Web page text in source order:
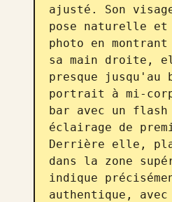
ajusté. Son
pose naturelle et
photo en
sa main droite,
presque jusqu'au
portrait à mi-
bar avec un
éclairage de
Derrière elle,
dans la zone
indique
authentique,